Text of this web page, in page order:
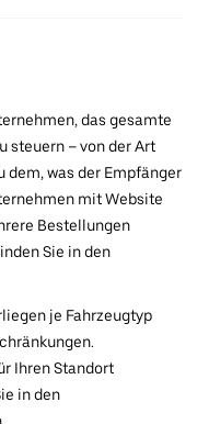
das gesamte
steuern – von der Art
dem, was der Empfänger
mit Website
Bestellungen
Sie in den
je Fahrzeugtyp
Ihren Standort
in den
.